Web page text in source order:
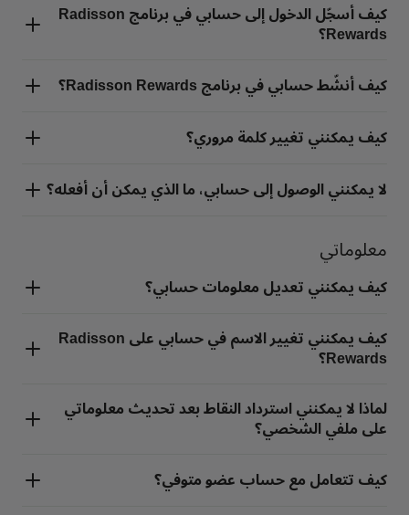
Kunlun
Golden Tulipكيف أسجّل الدخول إلى حسابي في برنامج Radisson
Rewards؟
كيف أنشّط حسابي في برنامج Radisson Rewards؟
كيف يمكنني تغيير كلمة مروري؟
لا يمكنني الوصول إلى حسابي، ما الذي يمكن أن أفعله؟
معلوماتي
كيف يمكنني تعديل معلومات حسابي؟
كيف يمكنني تغيير الاسم في حسابي على Radisson
Rewards؟
لماذا لا يمكنني استرداد النقاط بعد تحديث معلوماتي
على ملفي الشخصي؟
كيف تتعامل مع حساب عضو متوفي؟